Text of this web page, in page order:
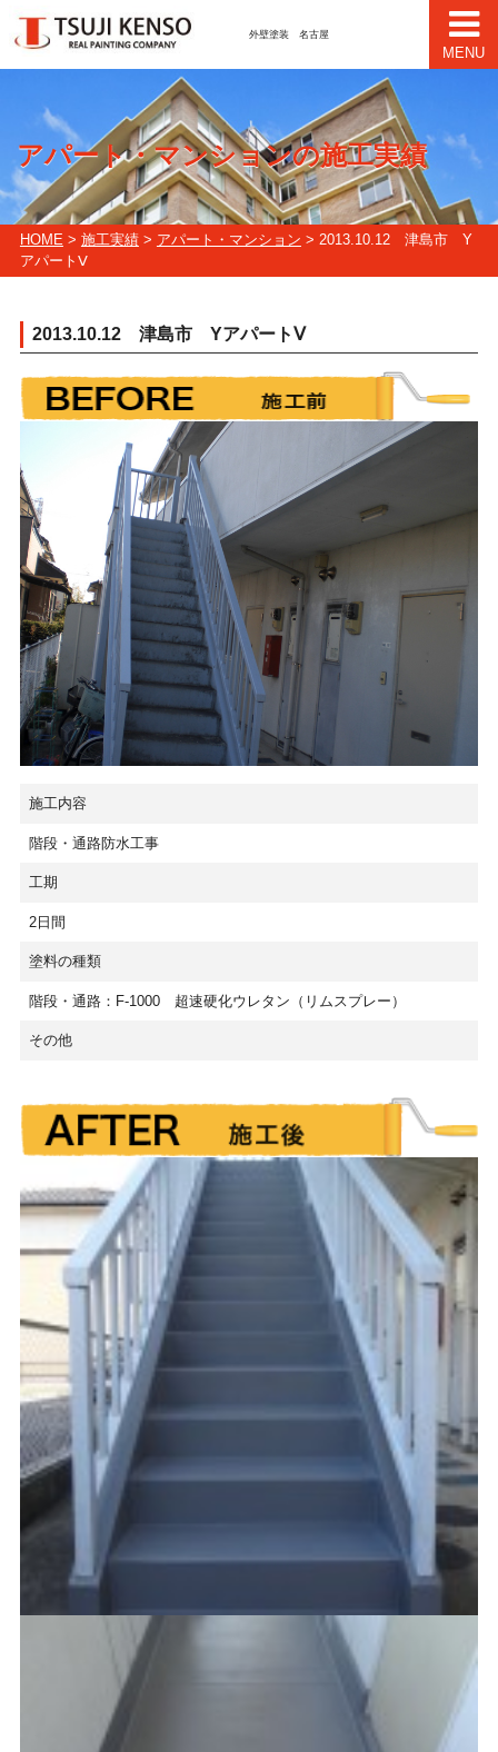
外壁塗装 名古屋
MENU
アパート・マンションの施工実績
HOME> 施工実績> アパート・マンション > 2013.10.12 津島市 Y
アパートⅤ
2013.10.12 津島市 YアパートⅤ
施工内容
階段・通路防水工事
工期
2日間
塗料の種類
階段・通路：F-1000 超速硬化ウレタン（リムスプレー）
その他